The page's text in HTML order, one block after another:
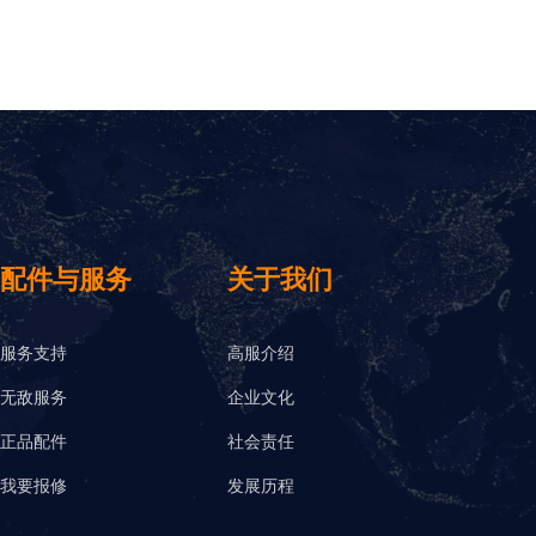
配件与服务
服务支持
无敌服务
正品配件
我要报修
关于我们
高服介绍
企业文化
社会责任
发展历程